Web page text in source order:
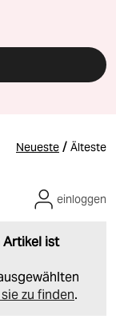
Neueste / Älteste
Artikel ist
zu finden.
einloggen